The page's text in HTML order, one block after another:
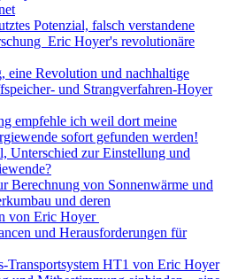
Potenzial, falsch verstandene
Eric Hoyer's revolutionäre
eine Revolution und nachhaltige
und Strangverfahren-Hoyer
empfehle ich weil dort meine
sofort gefunden werden!
Unterschied zur Einstellung und
Berechnung von Sonnenwärme und
und deren
von Eric Hoyer
und Herausforderungen für
Transportsystem HT1 von Eric Hoyer